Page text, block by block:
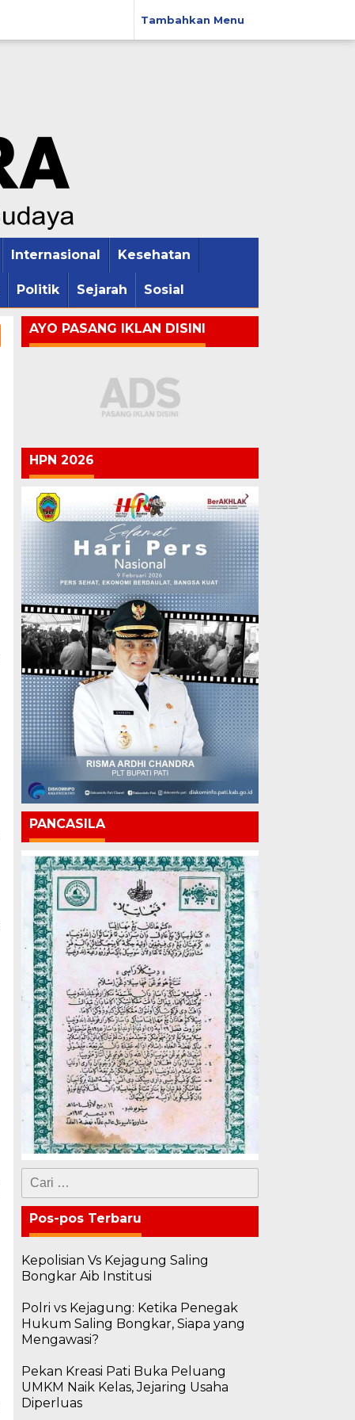
Tambahkan Menu
Internasional Kesehatan
Politik Sejarah Sosial
AYO PASANG IKLAN DISINI
HPN 2026
PANCASILA
Cari
untuk:
Pos-pos Terbaru
Kepolisian Vs Kejagung Saling
Bongkar Aib Institusi
Polri vs Kejagung: Ketika Penegak
Hukum Saling Bongkar, Siapa yang
Mengawasi?
Pekan Kreasi Pati Buka Peluang
UMKM Naik Kelas, Jejaring Usaha
Diperluas